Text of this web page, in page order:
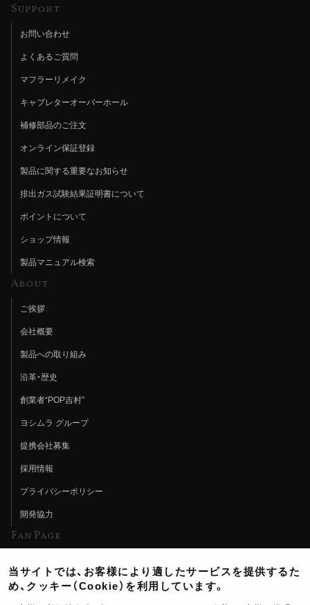
Support
お問い合わせ
よくあるご質問
マフラーリメイク
キャブレターオーバーホール
補修部品のご注文
オンライン保証登録
製品に関する重要なお知らせ
排出ガス試験結果証明書について
ポイントについて
ショップ情報
製品マニュアル検索
About
ご挨拶
会社概要
製品への取り組み
沿革・歴史
創業者“POP吉村”
ヨシムラ グループ
提携会社募集
採用情報
プライバシーポリシー
開発協力
Fan Page
ヨシムラTV
当サイトでは、お客様により適したサービスを提供するた
め、クッキー（Cookie）を利用しています。